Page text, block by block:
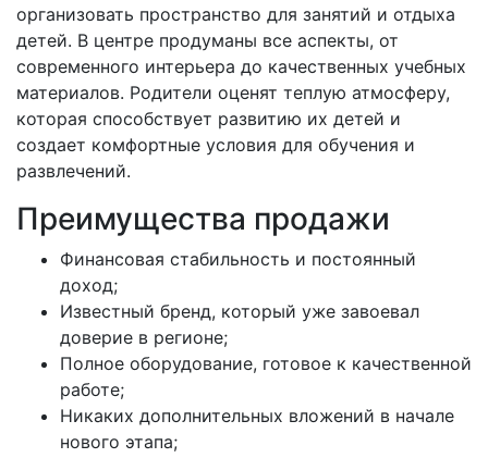
организовать пространство для занятий и отдыха
детей. В центре продуманы все аспекты, от
современного интерьера до качественных учебных
материалов. Родители оценят теплую атмосферу,
которая способствует развитию их детей и
создает комфортные условия для обучения и
развлечений.
Преимущества продажи
Финансовая стабильность и постоянный
доход;
Известный бренд, который уже завоевал
доверие в регионе;
Полное оборудование, готовое к качественной
работе;
Никаких дополнительных вложений в начале
нового этапа;